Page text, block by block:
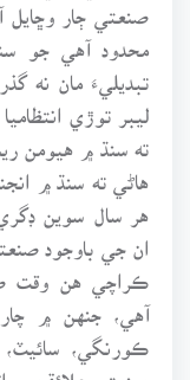
صنعتي ڄار
محدود آهي جو
تبديليءَ مان نه
ليبر توڙي
ته سنڌ ۾ هيومن
هاڻي ته سنڌ ۾
هر سال سوين
ان جي باوجود
ڪراچي هن وقت
آهي، جنهن ۾
ڪورنگي،
صنعتي علائقن ۾